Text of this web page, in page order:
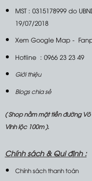
MST : 0315178999 do
19/07/2018
Xem Google Map-
Hotline : 0966 23 23 49
Giới thiệu
Blogs chia sẻ
( Shop nằm mặt tiền đường
Vĩnh lộc 100m ).
Chính sách &Qui định :
Chính sách thanh toán